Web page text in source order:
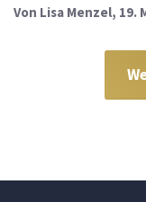
Von Lisa Menzel, 19.